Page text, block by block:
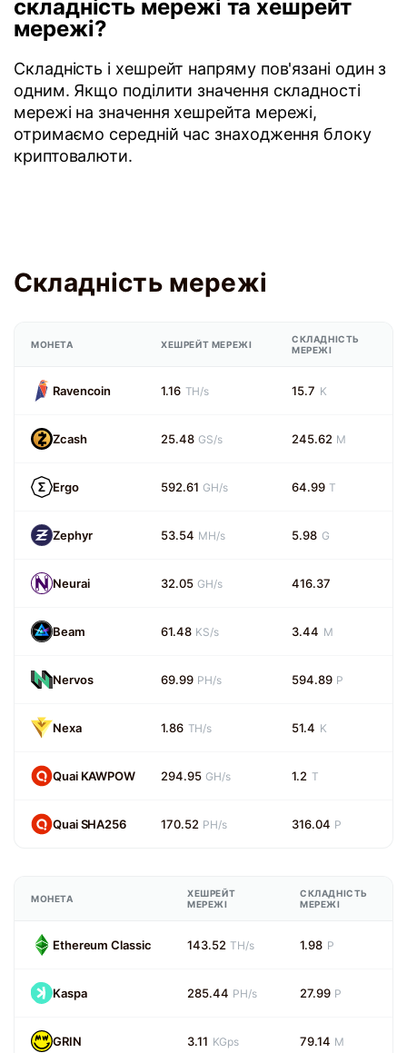
складність мережі та хешрейт
мережі?
Складність і хешрейт напряму пов'язані один з
одним. Якщо поділити значення складності
мережі на значення хешрейта мережі,
отримаємо середній час знаходження блоку
криптовалюти.
Складність мережі
МОНЕТА ХЕШРЕЙТ МЕРЕЖІ
СКЛАДНІСТЬ
МЕРЕЖІ
Ravencoin 1.16 TH/s 15.7 K
Zcash 25.48 GS/s 245.62 M
Ergo 592.61 GH/s 64.99 T
Zephyr 53.54 MH/s 5.98 G
Neurai 32.05 GH/s 416.37
Beam 61.48 KS/s 3.44 M
Nervos 69.99 PH/s 594.89 P
Nexa 1.86 TH/s 51.4 K
Quai KAWPOW 294.95 GH/s 1.2 T
Quai SHA256 170.52 PH/s 316.04 P
МОНЕТА
ХЕШРЕЙТ
МЕРЕЖІ
СКЛАДНІСТЬ
МЕРЕЖІ
Ethereum Classic 143.52 TH/s 1.98 P
Kaspa 285.44 PH/s 27.99 P
GRIN 3.11 KGps 79.14 M